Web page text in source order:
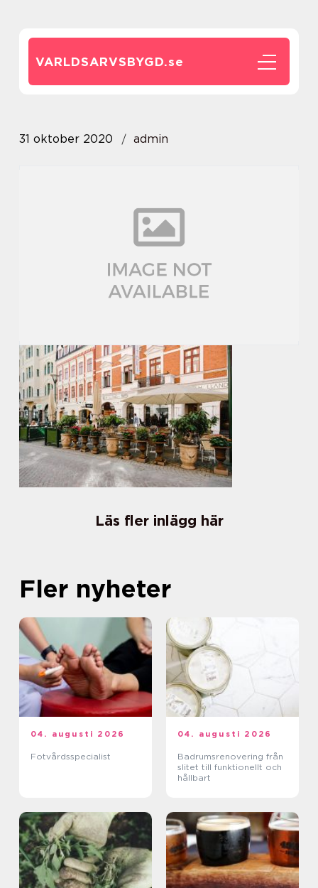
VARLDSARVSBYGD.se
31 oktober 2020 admin
Läs fler inlägg här
Fler nyheter
04. augusti 2026
Fotvårdsspecialist
04. augusti 2026
Badrumsrenovering från
slitet till funktionellt och
hållbart